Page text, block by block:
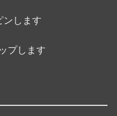
します
プします